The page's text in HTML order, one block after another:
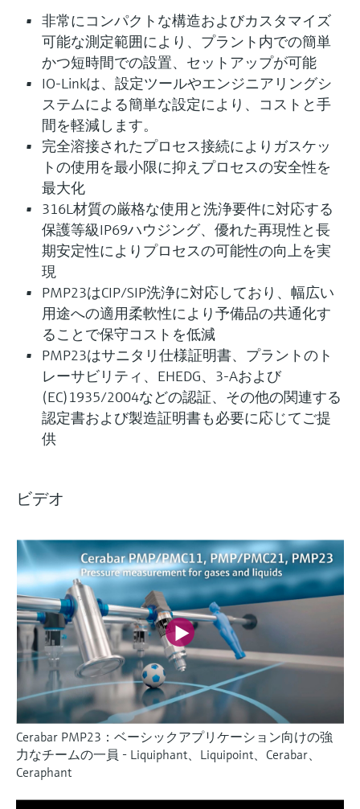
非常にコンパクトな構造およびカスタマイズ
可能な測定範囲により、プラント内での簡単
かつ短時間での設置、セットアップが可能
IO-Linkは、設定ツールやエンジニアリングシ
ステムによる簡単な設定により、コストと手
間を軽減します。
完全溶接されたプロセス接続によりガスケッ
トの使用を最小限に抑えプロセスの安全性を
最大化
316L材質の厳格な使用と洗浄要件に対応する
保護等級IP69ハウジング、優れた再現性と長
期安定性によりプロセスの可能性の向上を実
現
PMP23はCIP/SIP洗浄に対応しており、幅広い
用途への適用柔軟性により予備品の共通化す
ることで保守コストを低減
PMP23はサニタリ仕様証明書、プラントのト
レーサビリティ、EHEDG、3-Aおよび
(EC)1935/2004などの認証、その他の関連する
認定書および製造証明書も必要に応じてご提
供
ビデオ
Cerabar PMP23：ベーシックアプリケーション向けの強
力なチームの一員 - Liquiphant、Liquipoint、Cerabar、
Ceraphant